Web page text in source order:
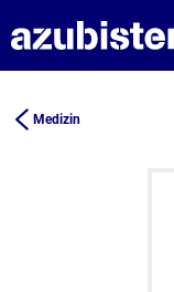
Medizin